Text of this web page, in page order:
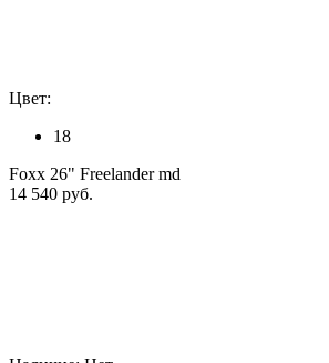
Цвет:
18
Foxx 26" Freelander md
14 540 руб.